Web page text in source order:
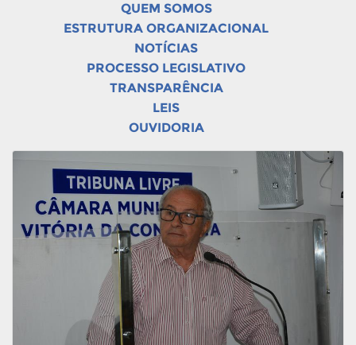
QUEM SOMOS
ESTRUTURA ORGANIZACIONAL
NOTÍCIAS
PROCESSO LEGISLATIVO
TRANSPARÊNCIA
LEIS
OUVIDORIA